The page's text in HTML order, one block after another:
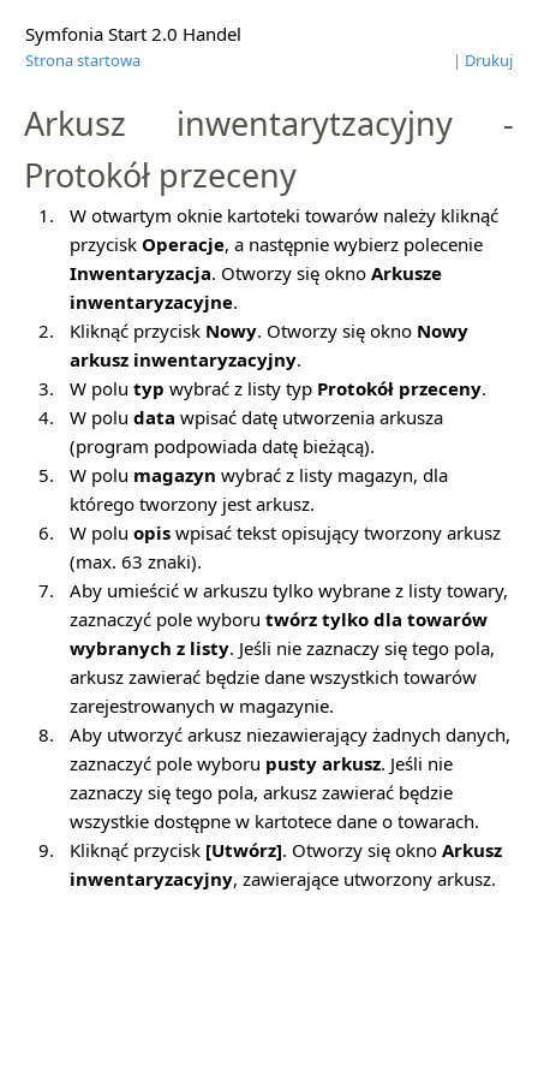
Symfonia Start 2.0 Handel
Strona startowa | Drukuj
Arkusz inwentarytzacyjny -
Protokół przeceny
1.
W otwartym oknie kartoteki towarów należy kliknąć
przycisk Operacje, a następnie wybierz polecenie
Inwentaryzacja. Otworzy się okno Arkusze
inwentaryzacyjne.
2.
Kliknąć przycisk Nowy. Otworzy się okno Nowy
arkusz inwentaryzacyjny.
3.
W polu typ wybrać z listy typ Protokół przeceny.
4.
W polu data wpisać datę utworzenia arkusza
(program podpowiada datę bieżącą).
5.
W polu magazyn wybrać z listy magazyn, dla
którego tworzony jest arkusz.
6.
W polu opis wpisać tekst opisujący tworzony arkusz
(max. 63 znaki).
7.
Aby umieścić w arkuszu tylko wybrane z listy towary,
zaznaczyć pole wyboru twórz tylko dla towarów
wybranych z listy. Jeśli nie zaznaczy się tego pola,
arkusz zawierać będzie dane wszystkich towarów
zarejestrowanych w magazynie.
8.
Aby utworzyć arkusz niezawierający żadnych danych,
zaznaczyć pole wyboru pusty arkusz. Jeśli nie
zaznaczy się tego pola, arkusz zawierać będzie
wszystkie dostępne w kartotece dane o towarach.
9.
Kliknąć przycisk [Utwórz]. Otworzy się okno Arkusz
inwentaryzacyjny, zawierające utworzony arkusz.